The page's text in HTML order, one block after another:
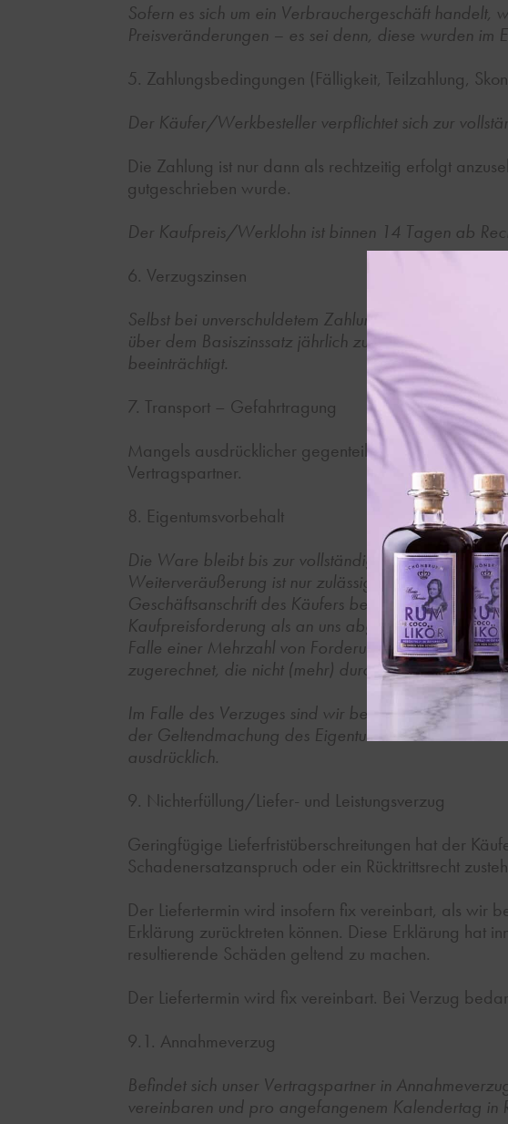
Sofern es sich um ein Verbrauchergeschäft
Preisveränderungen – es sei denn, diese wurden im
5. Zahlungsbedingungen (Fälligkeit, Teilzahlung,
Der Käufer/Werkbesteller verpflichtet sich zur
Die Zahlung ist nur dann als rechtzeitig erfolgt
gutgeschrieben wurde.
Der Kaufpreis/Werklohn ist binnen 14 Tagen ab
6. Verzugszinsen
Selbst bei unverschuldetem Zahlungsverzug des
über dem Basiszinssatz jährlich zu verrechnen;
beeinträchtigt.
7. Transport – Gefahrtragung
Mangels ausdrücklicher gegenteiliger Vereinbarung
Vertragspartner.
8. Eigentumsvorbehalt
Die Ware bleibt bis zur vollständigen Bezahlung des
Weiterveräußerung ist nur zulässig, wenn uns diese
Geschäftsanschrift des Käufers bekannt gegeben
Kaufpreisforderung als an uns abgetreten und sind
Falle einer Mehrzahl von Forderungen unsererseits,
zugerechnet, die nicht (mehr) durch einen
Im Falle des Verzuges sind wir berechtigt, unsere
der Geltendmachung des Eigentumsvorbehalts kein
ausdrücklich.
9. Nichterfüllung/Liefer- und Leistungsverzug
Geringfügige Lieferfristüberschreitungen hat der
Schadenersatzanspruch oder ein Rücktrittsrecht
Der Liefertermin wird insofern fix vereinbart, als wir
Erklärung zurücktreten können. Diese Erklärung hat
resultierende Schäden geltend zu machen.
Der Liefertermin wird fix vereinbart. Bei Verzug
9.1. Annahmeverzug
Befindet sich unser Vertragspartner in
vereinbaren und pro angefangenem Kalendertag in